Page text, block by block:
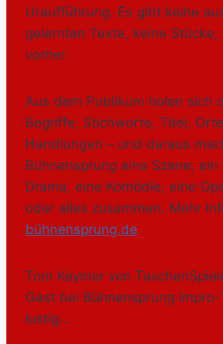
Uraufführung. Es gibt keine
gelernten Texte, keine Stücke,
vorher.
Aus dem Publikum holen sich
Begriffe, Stichworte, Titel,
Handlungen – und daraus
Bühnensprung eine Szene, ein
Drama, eine Komödie, eine
oder alles zusammen. Mehr
bühnensprung.de
Tom Keymer von
Gast bei Bühnensprung
lustig…